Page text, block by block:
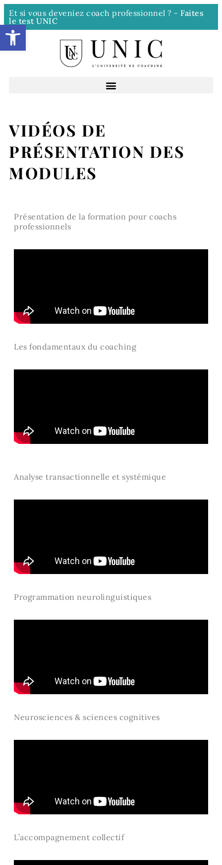
Ouvrir la barre d’outils
Et si vous deveniez coach professionnel ? - Faites
le test UNIC
VIDÉOS DE
PRÉSENTATION DES
MODULES
Présentation de la formation pour coachs
professionnels
Les fondamentaux du coaching
Analyse transactionnelle et systémique
Programmation neurolinguistiques
Neurosciences & sciences cognitives
L’accompagnement collectif